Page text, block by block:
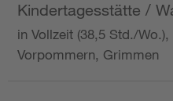
Kindertagesstätte /
in Vollzeit (38,5 Std./
Vorpommern, Grimmen